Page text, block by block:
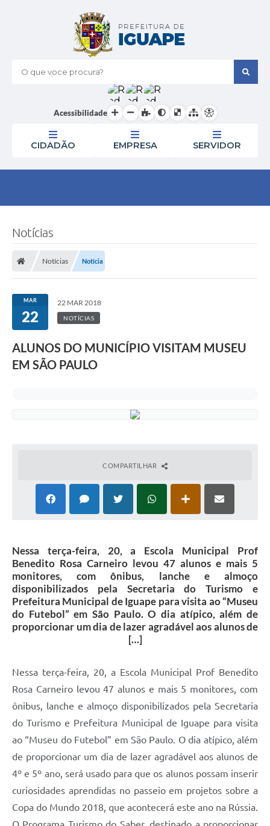
O que voce procura?
Acessibilidade
CIDADÃO EMPRESA SERVIDOR
Notícias
Notícias Notícia
MAR
22
22 MAR 2018
NOTÍCIAS
ALUNOS DO MUNICÍPIO VISITAM MUSEU
EM SÃO PAULO
COMPARTILHAR
Nessa terça-feira, 20, a Escola Municipal Prof
Benedito Rosa Carneiro levou 47 alunos e mais 5
monitores, com ônibus, lanche e almoço
disponibilizados pela Secretaria do Turismo e
Prefeitura Municipal de Iguape para visita ao “Museu
do Futebol” em São Paulo. O dia atípico, além de
proporcionar um dia de lazer agradável aos alunos de
[…]
Nessa terça-feira, 20, a Escola Municipal Prof Benedito
Rosa Carneiro levou 47 alunos e mais 5 monitores, com
ônibus, lanche e almoço disponibilizados pela Secretaria
do Turismo e Prefeitura Municipal de Iguape para visita
ao “Museu do Futebol” em São Paulo. O dia atípico, além
de proporcionar um dia de lazer agradável aos alunos de
4º e 5º ano, será usado para que os alunos possam inserir
curiosidades aprendidas no passeio em projetos sobre a
Copa do Mundo 2018, que acontecerá este ano na Rússia.